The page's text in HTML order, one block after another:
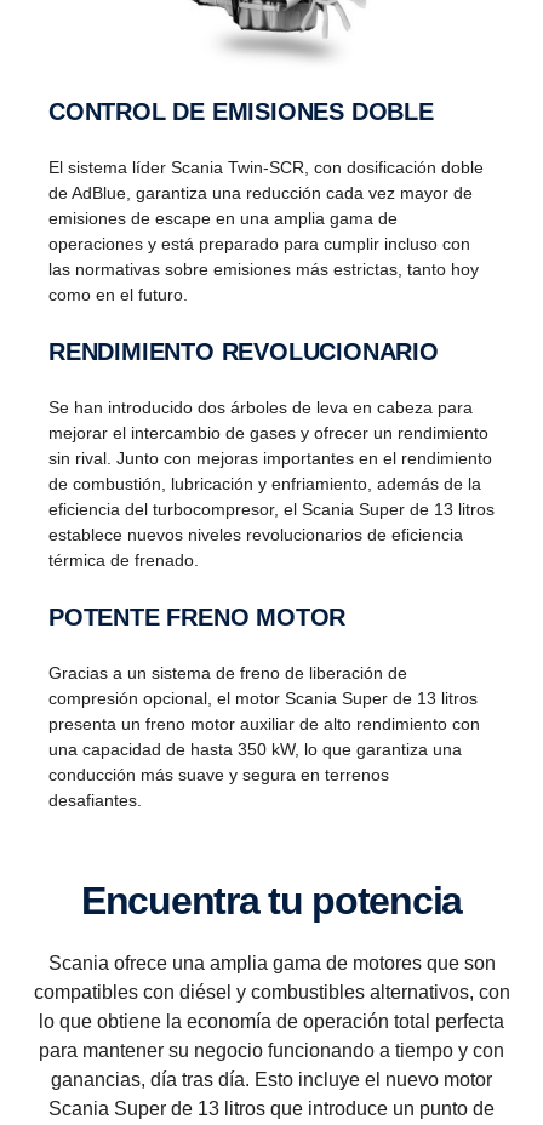
CONTROL DE EMISIONES DOBLE
El sistema líder Scania Twin-SCR, con dosificación doble
de AdBlue, garantiza una reducción cada vez mayor de
emisiones de escape en una amplia gama de
operaciones y está preparado para cumplir incluso con
las normativas sobre emisiones más estrictas, tanto hoy
como en el futuro.
RENDI­MIENTO REVOLU­CIO­NARIO
Se han introducido dos árboles de leva en cabeza para
mejorar el intercambio de gases y ofrecer un rendimiento
sin rival. Junto con mejoras importantes en el rendimiento
de combustión, lubricación y enfriamiento, además de la
eficiencia del turbocompresor, el Scania Super de 13 litros
establece nuevos niveles revolucionarios de eficiencia
térmica de frenado.
POTENTE FRENO MOTOR
Gracias a un sistema de freno de liberación de
compresión opcional, el motor Scania Super de 13 litros
presenta un freno motor auxiliar de alto rendimiento con
una capacidad de hasta 350 kW, lo que garantiza una
conducción más suave y segura en terrenos
desafiantes.
Encuentra tu potencia
Scania ofrece una amplia gama de motores que son
compatibles con diésel y combustibles alternativos, con
lo que obtiene la economía de operación total perfecta
para mantener su negocio funcionando a tiempo y con
ganancias, día tras día. Esto incluye el nuevo motor
Scania Super de 13 litros que introduce un punto de